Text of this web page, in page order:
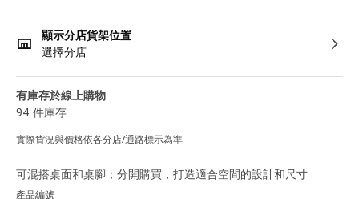
顯示分店貨架位置
選擇分店
有庫存於線上購物
94 件庫存
實際貨況與價格依各分店/通路標示為準
可混搭桌面和桌腳；分開購買，打造適合空間的設計和尺寸
產品編號